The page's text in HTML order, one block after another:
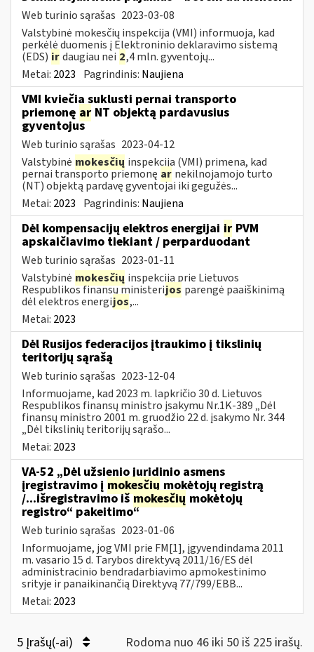
Web turinio sąrašas 2023-03-08
Valstybinė mokesčių inspekcija (VMI) informuoja, kad
perkėlė duomenis į Elektroninio deklaravimo sistemą
(EDS) irdaugiau nei 2,4 mln. gyventojų...
Metai: 2023 Pagrindinis: Naujiena
VMI kviečia suklusti pernai transporto
priemonę ar NT objektą pardavusius
gyventojus
Web turinio sąrašas 2023-04-12
Valstybinė mokesčių inspekcija (VMI) primena, kad
pernai transporto priemonę ar nekilnojamojo turto
(NT) objektą pardavę gyventojai iki gegužės...
Metai: 2023 Pagrindinis: Naujiena
Dėl kompensacijų elektros energijai ir PVM
apskaičiavimo tiekiant / perparduodant
Web turinio sąrašas 2023-01-11
Valstybinė mokesčių inspekcija prie Lietuvos
Respublikos finansų ministerijos parengė paaiškinimą
dėl elektros energijos,...
Metai: 2023
Dėl Rusijos federacijos įtraukimo į tikslinių
teritorijų sąrašą
Web turinio sąrašas 2023-12-04
Informuojame, kad 2023 m. lapkričio 30 d. Lietuvos
Respublikos finansų ministro įsakymu Nr.1K-389 „Dėl
finansų ministro 2001 m. gruodžio 22 d. įsakymo Nr. 344
„Dėl tikslinių teritorijų sąrašo...
Metai: 2023
VA-52 „Dėl užsienio juridinio asmens
įregistravimo į mokesčių mokėtojų registrą
/...išregistravimo išmokesčių mokėtojų
registro“ pakeitimo“
Web turinio sąrašas 2023-01-06
Informuojame, jog VMI prie FM[1], įgyvendindama 2011
m. vasario 15 d. Tarybos direktyvą 2011/16/ES dėl
administracinio bendradarbiavimo apmokestinimo
srityje ir panaikinančią Direktyvą 77/799/EBB...
Metai: 2023
5 Įrašų(-ai) Rodoma nuo 46 iki 50 iš 225 irašų.